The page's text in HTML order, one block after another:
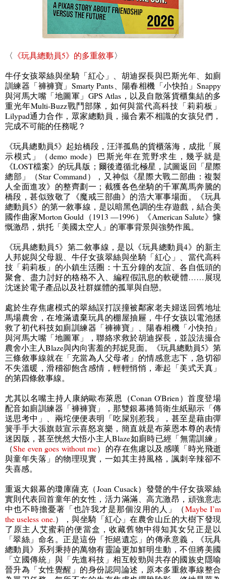
〈 《玩具總動員5》的多重敘事〉
牛仔女孩翠絲與坐騎「紅心」、胡迪探長與巴斯光年、如廁
訓練器「褲褲寶」 Smarty Pants 、陽春相機「小快拍」Snappy
與河馬大嘴「地圖軍」 GPS Atlas ，以及自散落貨櫃集結的多
重光年Multi-Buzz戰鬥部隊，如何與當代高科技「莉莉板」
Lilypad通力合作，眾家總動員，撮合素不相識的女孩兒們，
完成不可能的任務呢？
《玩具總動員5》起始橋段，汪洋孤島的貨櫃落海，成批「展
示模式」（demo mode）巴斯光年在荒野求生，幾乎就是
《LOST檔案》的玩具版；爾後遵循北極星，試圖返回「星際
總部」（Star Command），又神似《星際大戰二部曲：複製
人全面進攻》的整齊劃一；截獲各色坐騎的千軍萬馬奔騰的
橋段，甚似致敬了《魔戒三部曲》的浩大軍事場面。《玩具
總動員5》的第一敘事線，是以暗黑色調的生存遊戲，結合美
國作曲家Morton Gould （1913 —1996）《American Salute》慷
慨激昂，烘托「美國太空人」的軍事背景與強勢作風。
《玩具總動員5》第二敘事線，是以《玩具總動員4》的新主
人邦妮與父母親、牛仔女孩翠絲與坐騎「紅心」、當代高科
技「莉莉板」的小鎮生活圈：十五分鐘的友誼、各自低頭的
聚會、盡力討好的格格不入、編程假訊息的軟硬體…… 展現
沈迷於電子產品以及社群媒體的孤單與自戀。
處於生存焦慮模式的翠絲誤打誤撞被鄰家老夫婦送回舊地址
馬場農舍，在堆滿遺棄玩具的棚屋抽屜，牛仔女孩以電池拯
救了初代科技如廁訓練器「褲褲寶」、陽春相機「小快拍」
與河馬大嘴「地圖軍」，聯絡求救於胡迪探長，並設法撮合
農舍小主人Blaze與內向害羞的邦妮見面。《玩具總動員5》第
三條敘事線就在「充當為人父母者」的情感意志下，急切卻
不失溫暖，滑稽卻飽含感情，輕輕悄悄，牽起「美式天真」
的第四條敘事線。
尤其以名嘴主持人康納歐布萊恩（Conan O'Brien）首度登場
配音如廁訓練器「褲褲寶」，那雙銀幕捲筒衛生紙顯示「傳
送思考中」、兩坨便便表明「吃屎別惹我」，甚至是藉由彈
簧手手大張旗鼓宣示喜怒哀樂，簡直就是布萊恩本尊的表情
迷因版，甚至恍然大悟小主人Blaze如廁時已經「無需訓練」
（She even goes without me）的存在焦慮以及感嘆「時光飛逝
與童年失落」的物理現實，一如其主持風格，諷刺辛辣卻不
失喜感。
重返大銀幕的瓊庫薩克（Joan Cusack）發聲的牛仔女孩翠絲
實則代表回首童年的女性，活力滿滿、高亢激昂，頑強意志
中也不時擔憂著「也許我才是那個沒用的人」（Maybe I’m
the useless one.），與坐騎「紅心」在農舍山丘的大樹下發現
了原主人艾蜜莉的便當盒，收藏舊物中得知其女兒正是以
「翠絲」命名。正是這份「拒絕遺忘」的傳承意義，《玩具
總動員》系列秉持的萬物有靈論更加鮮明生動，不但將美國
「立國傳統」與「先進科技」相互較勁與共存的國族史隱喻
晉升為「女性覺醒」的身份認同論述，原本多重敘事線整合